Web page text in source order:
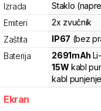
Izrada
Staklo
Emiteri
2x zvučnik
Zaštita
IP67 (bez
Baterija
2691mAh
15W kabl
kabl
Ekran